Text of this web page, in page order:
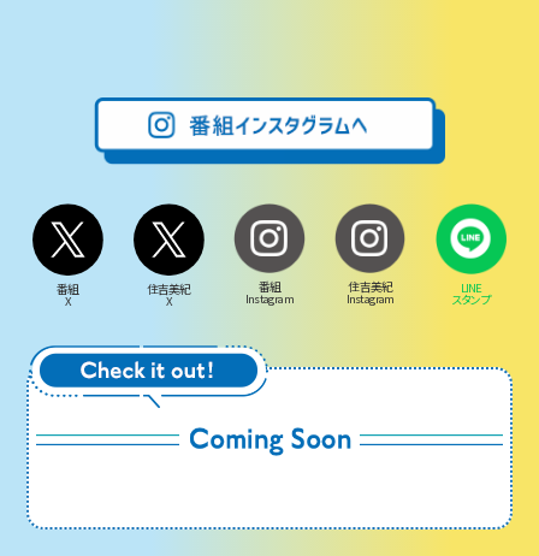
番組
X
住吉美紀
X
番組
Instagram
住吉美紀
Instagram
LINE
スタンプ